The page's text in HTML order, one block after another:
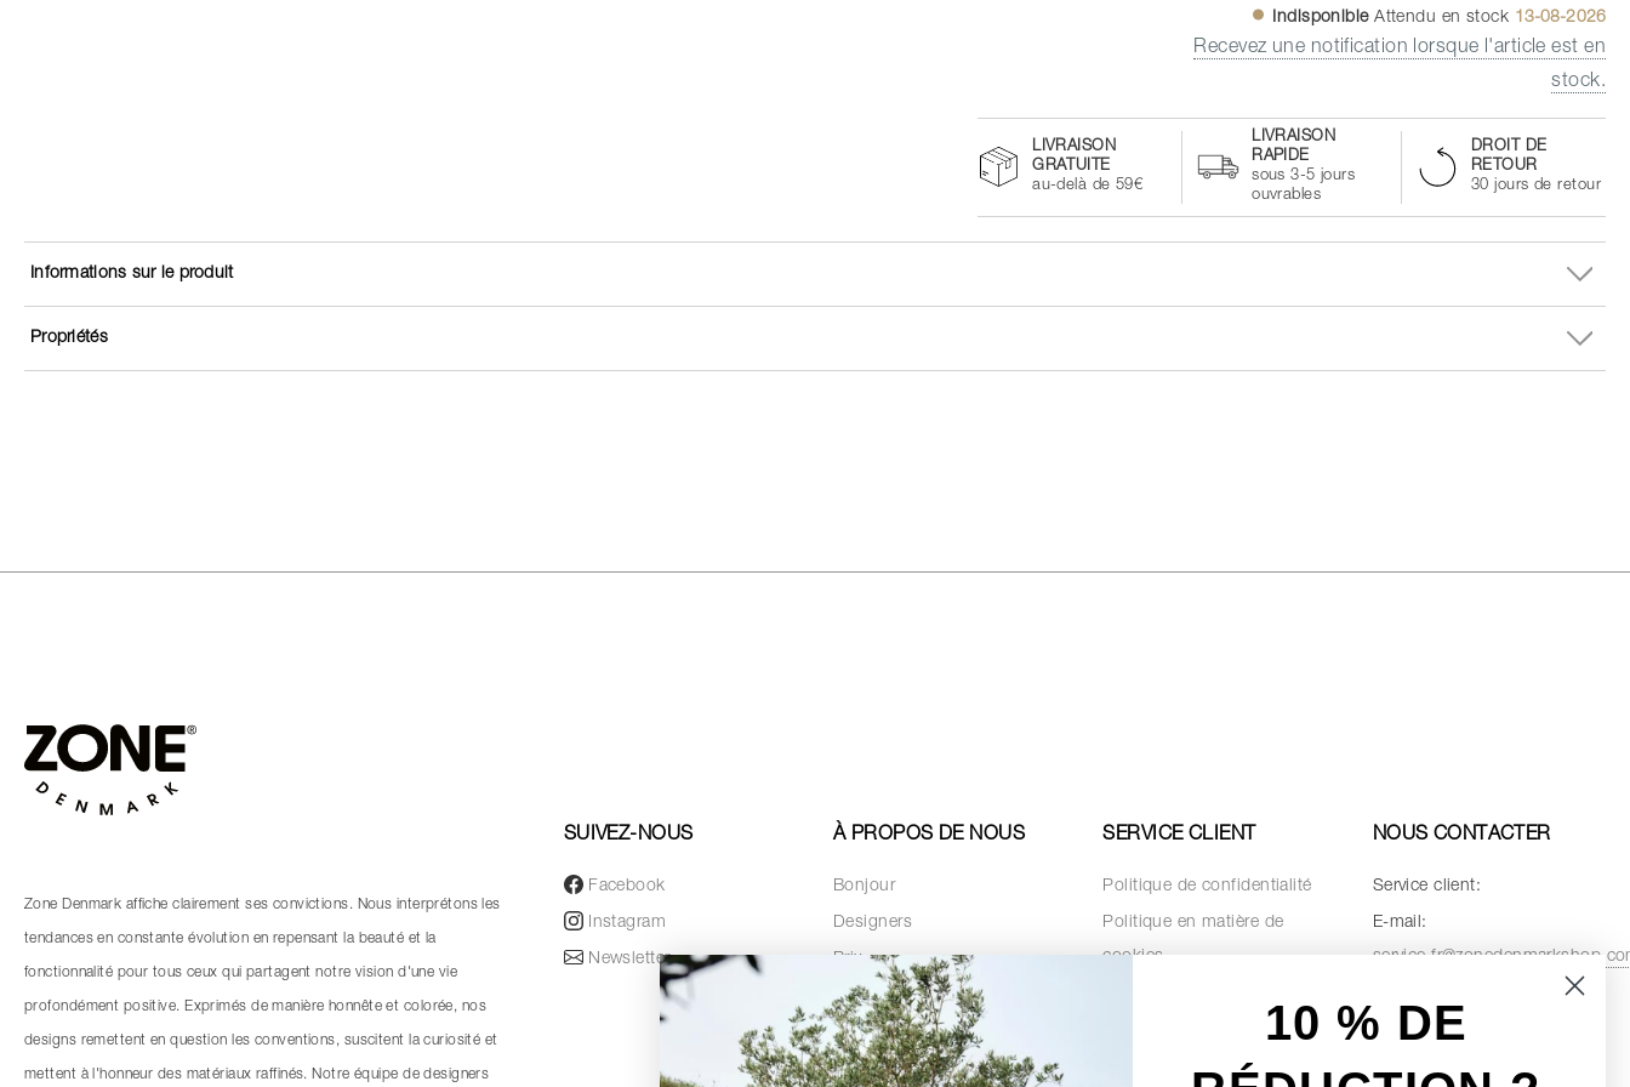
Indisponible Attendu en stock 13-08-2026
Recevez une notification lorsque l'article est en
stock.
LIVRAISON
GRATUITE
au-delà de 59€
LIVRAISON
RAPIDE
sous 3-5 jours
ouvrables
DROIT DE
RETOUR
30 jours de retour
Propriétés
Informations sur le produit
Zone Denmark affiche clairement ses convictions. Nous interprétons les
tendances en constante évolution en repensant la beauté et la
fonctionnalité pour tous ceux qui partagent notre vision d'une vie
profondément positive. Exprimés de manière honnête et colorée, nos
designs remettent en question les conventions, suscitent la curiosité et
mettent à l'honneur des matériaux raffinés. Notre équipe de designers
SUIVEZ-NOUS
Facebook
Instagram
Newsletter
À PROPOS DE NOUS
Bonjour
Designers
Prix
SERVICE CLIENT
Politique de confidentialité
Politique en matière de
cookies
NOUS CONTACTER
Service client:
E-mail:
10 % DE